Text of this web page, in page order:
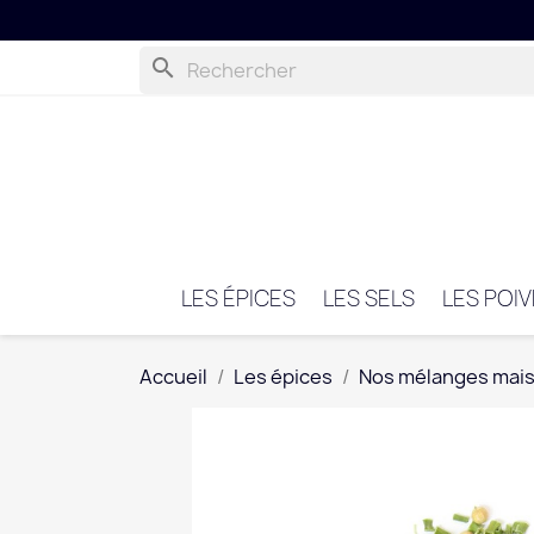
search
LES ÉPICES LES SELS LES
Accueil Les épices Nos mélanges